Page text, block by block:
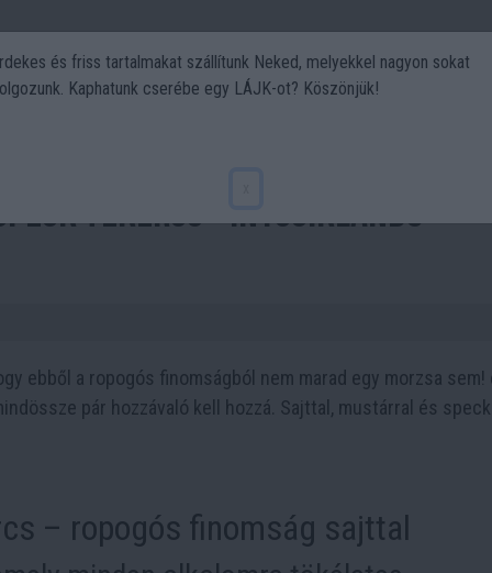
tekercs – ínycsiklandó
ebből a ropogós finomságból nem marad egy morzsa sem!
pár hozzávaló kell hozzá. Sajttal, mustárral és
– ropogós finomság sajttal
és friss tartalmakat szállítunk Neked, melyekkel nagyon sokat
Kaphatunk cserébe egy LÁJK-ot? Köszönjük!